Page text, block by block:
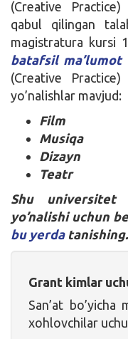
(Creative Practice)
qabul qilingan
magistratura kursi
batafsil ma’lumot
(Creative
yo’nalishlar mavjud:
Film
Musiqa
Dizayn
Teatr
Shu universitet
yo’nalishi uchun
bu yerdatanishing.
Grant kimlar
San’at bo’yicha
xohlovchilar